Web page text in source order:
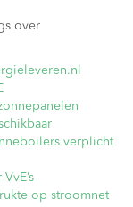
over
verplicht
op stroomnet